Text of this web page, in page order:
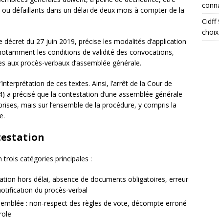
défaillants dans un délai de deux mois à compter de la
décret du 27 juin 2019, précise les modalités d’application
les conditions de validité des convocations,
aux procès-verbaux d’assemblée générale.
de ces textes. Ainsi, l’arrêt de la Cour de
a précisé que la contestation d’une assemblée générale
mais sur l’ensemble de la procédure, y compris la
catégories principales :
hors délai, absence de documents obligatoires, erreur
du procès-verbal
: non-respect des règles de vote, décompte erroné
Cidff
choix